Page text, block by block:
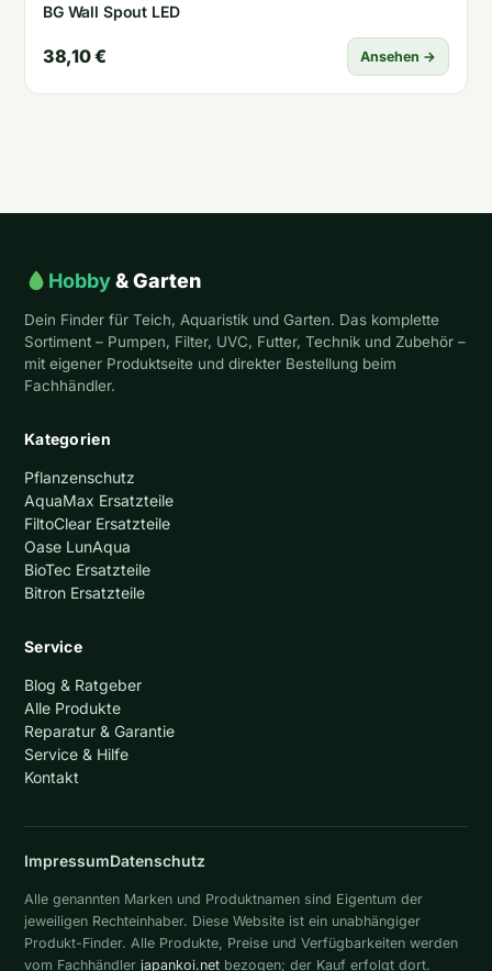
BG Wall Spout LED
38,10 € Ansehen →
Hobby& Garten
Dein Finder für Teich, Aquaristik und Garten. Das komplette
Sortiment – Pumpen, Filter, UVC, Futter, Technik und Zubehör –
mit eigener Produktseite und direkter Bestellung beim
Fachhändler.
Kategorien
Pflanzenschutz
AquaMax Ersatzteile
FiltoClear Ersatzteile
Oase LunAqua
BioTec Ersatzteile
Bitron Ersatzteile
Service
Blog & Ratgeber
Alle Produkte
Reparatur & Garantie
Service & Hilfe
Kontakt
ImpressumDatenschutz
Alle genannten Marken und Produktnamen sind Eigentum der
jeweiligen Rechteinhaber. Diese Website ist ein unabhängiger
Produkt-Finder. Alle Produkte, Preise und Verfügbarkeiten werden
vom Fachhändler japankoi.net bezogen; der Kauf erfolgt dort.